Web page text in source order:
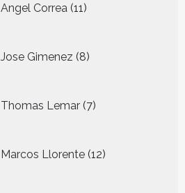
Angel Correa 11
producten
Jose Gimenez 8
producten
Thomas Lemar 7
producten
Marcos Llorente 12
producten